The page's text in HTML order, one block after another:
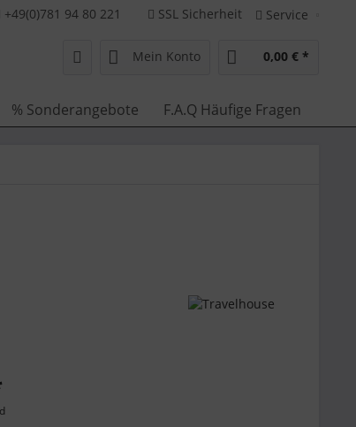
Service
+49(0)781 94 80 221 SSL Sicherheit
Mein Konto 0,00 € *
% Sonderangebote F.A.Q Häufige Fragen